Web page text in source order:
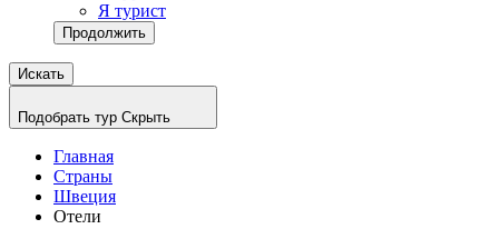
Я турист
Продолжить
Искать
Подобрать тур Скрыть
Главная
Страны
Швеция
Отели